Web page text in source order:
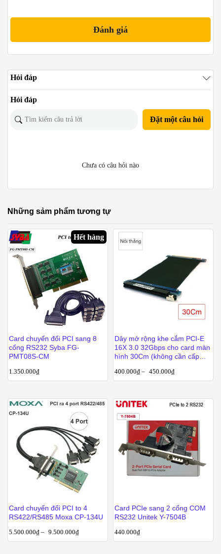
Hỏi đáp
Hỏi đáp
Đặt một câu hỏi
Chưa có câu hỏi nào
Những sảm phẩm tương tự
Hết hàng
Card chuyển đổi PCI sang 8
cổng RS232 Syba FG-
PMT08S-CM
1.350.000₫
Dây mở rộng khe cắm PCI-E
16X 3.0 32Gbps cho card màn
hình 30Cm (không cần cấp
400.000₫ – 450.000₫
Card chuyển đổi PCI to 4
RS422/RS485 Moxa CP-134U
5.500.000₫ – 9.500.000₫
Card PCIe sang 2 cổng COM
RS232 Unitek Y-7504B
440.000₫